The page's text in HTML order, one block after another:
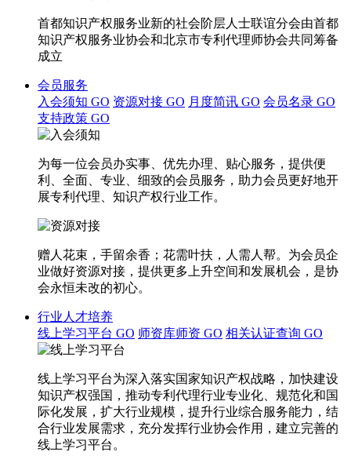
首都知识产权服务业新的社会阶层人士联谊分会由首都
知识产权服务业协会和北京市专利代理师协会共同筹备
成立
会员服务
入会须知 GO 资源对接 GO 月度简讯 GO 会员名录 GO
支持政策 GO
为每一位会员办实事、优先办理、贴心服务，提供便
利、全面、专业、细致的会员服务，助力会员更好地开
展专利代理、知识产权行业工作。
赠人花束，手留余香；花需叶扶，人需人帮。为会员企
业做好资源对接，提供更多上升空间和发展机会，是协
会永恒未改的初心。
行业人才培养
线上学习平台 GO 师资库师资 GO 相关认证查询 GO
线上学习平台为深入落实国家知识产权战略，加快建设
知识产权强国，推动专利代理行业专业化、规范化和国
际化发展，扩大行业规模，提升行业综合服务能力，结
合行业发展需求，充分发挥行业协会作用，建立完善的
线上学习平台。